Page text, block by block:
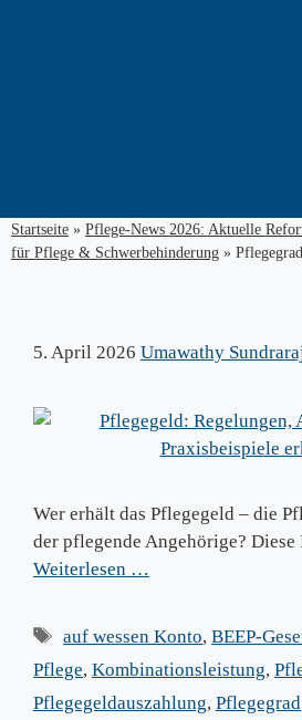
Startseite » Pflege-News 2026: Aktuelle
für Pflege & Schwerbehinderung » Pflegegrad
5. April 2026 Umawathy
Wer erhält das Pflegegeld – die
der pflegende Angehörige?
Weiterlesen …
Schlagwörter
auf wessen Konto,BEEP-
Pflege, Kombinationsleistung,
Pflegegeldauszahlung, Pflegegrad